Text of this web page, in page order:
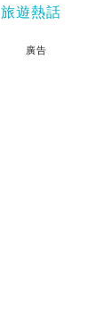
旅遊熱話
廣告